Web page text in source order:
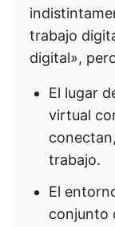
trabajo
digital»,
El lugar
virtual
trabajo.
El
conjunto